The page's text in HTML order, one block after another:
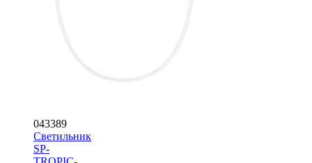
043389
Светильник
SP-